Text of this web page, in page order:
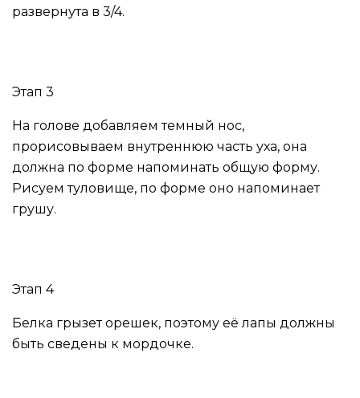
развернута в 3/4.
Этап 3
На голове добавляем темный нос,
прорисовываем внутреннюю часть уха, она
должна по форме напоминать общую форму.
Рисуем туловище, по форме оно напоминает
грушу.
Этап 4
Белка грызет орешек, поэтому её лапы должны
быть сведены к мордочке.